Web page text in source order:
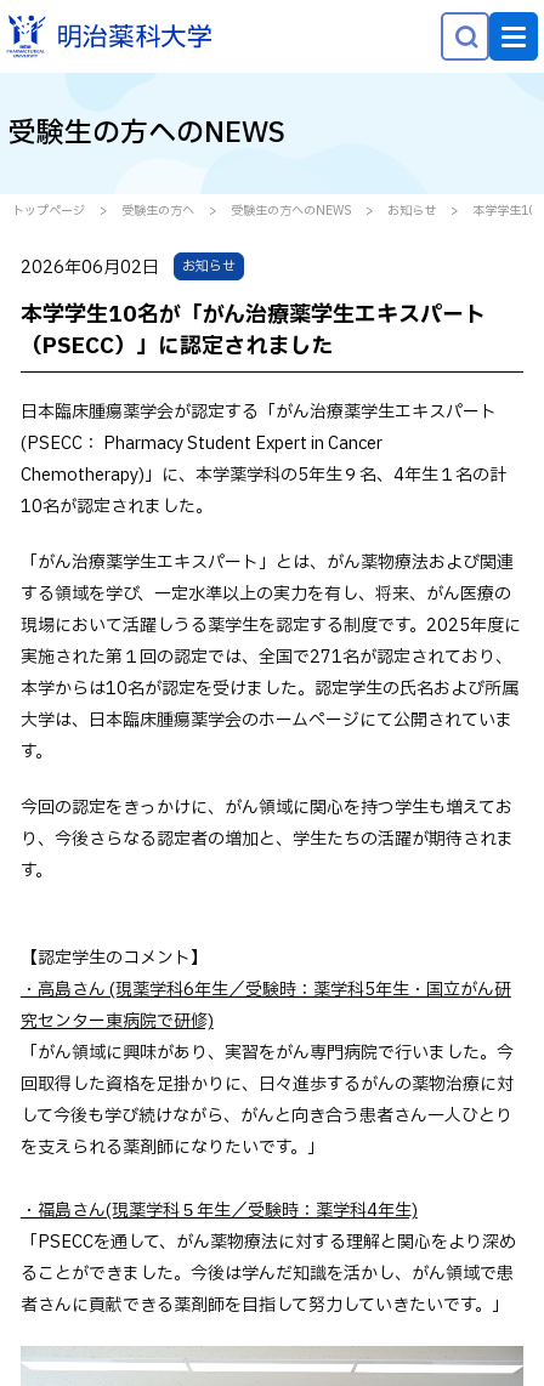
大学概要
学部学科・大学院
学生生活
受験生の方へ
在学生の方へ
卒業生の方へ
企業・一般の方へ
ご支援をお考えの方へ
維持員の方へ
アクセス JP EN
受験生の方へのNEWS
トップページ 受験生の方へ 受験生の方へのNEWS お知らせ 本学学生10
2026年06月02日 お知らせ
本学学生10名が「がん治療薬学生エキスパート
（PSECC）」に認定されました
日本臨床腫瘍薬学会が認定する「がん治療薬学生エキスパート
(PSECC： Pharmacy Student Expert in Cancer
Chemotherapy)」に、本学薬学科の5年生９名、4年生１名の計
10名が認定されました。
「がん治療薬学生エキスパート」とは、がん薬物療法および関連
する領域を学び、一定水準以上の実力を有し、将来、がん医療の
現場において活躍しうる薬学生を認定する制度です。2025年度に
実施された第１回の認定では、全国で271名が認定されており、
本学からは10名が認定を受けました。認定学生の氏名および所属
大学は、日本臨床腫瘍薬学会のホームページにて公開されていま
す。
今回の認定をきっかけに、がん領域に関心を持つ学生も増えてお
り、今後さらなる認定者の増加と、学生たちの活躍が期待されま
す。
【認定学生のコメント】
・高島さん (現薬学科6年生／受験時：薬学科5年生・国立がん研
究センター東病院で研修)
「がん領域に興味があり、実習をがん専門病院で行いました。今
回取得した資格を足掛かりに、日々進歩するがんの薬物治療に対
して今後も学び続けながら、がんと向き合う患者さん一人ひとり
を支えられる薬剤師になりたいです。」
・福島さん(現薬学科５年生／受験時：薬学科4年生)
「PSECCを通して、がん薬物療法に対する理解と関心をより深め
ることができました。今後は学んだ知識を活かし、がん領域で患
者さんに貢献できる薬剤師を目指して努力していきたいです。」